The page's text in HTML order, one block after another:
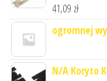
41,09 zł
ogromnej
N/A Koryto